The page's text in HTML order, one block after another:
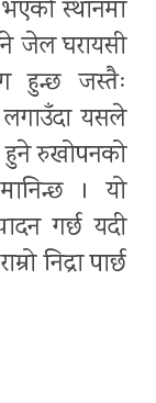
स्थानमा
जेल घरायसी
हुन्छ जस्तैः
यसले
रुखोपनको
। यो
गर्छ यदी
निद्रा पार्छ